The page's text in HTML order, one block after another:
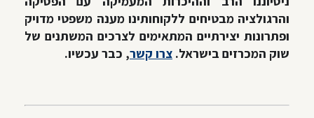
והרגולציה מבטיחים ללקוחותינו מענה משפטי מדויק
ופתרונות יצירתיים המתאימים לצרכים המשתנים של
שוק המכרזים בישראל. צרו קשר, כבר עכשיו.